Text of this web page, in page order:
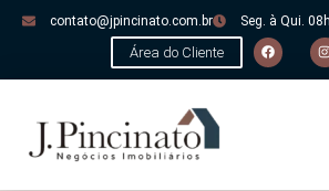
contato@jpincinato.com.br Seg. à Qui.
Área do Cliente